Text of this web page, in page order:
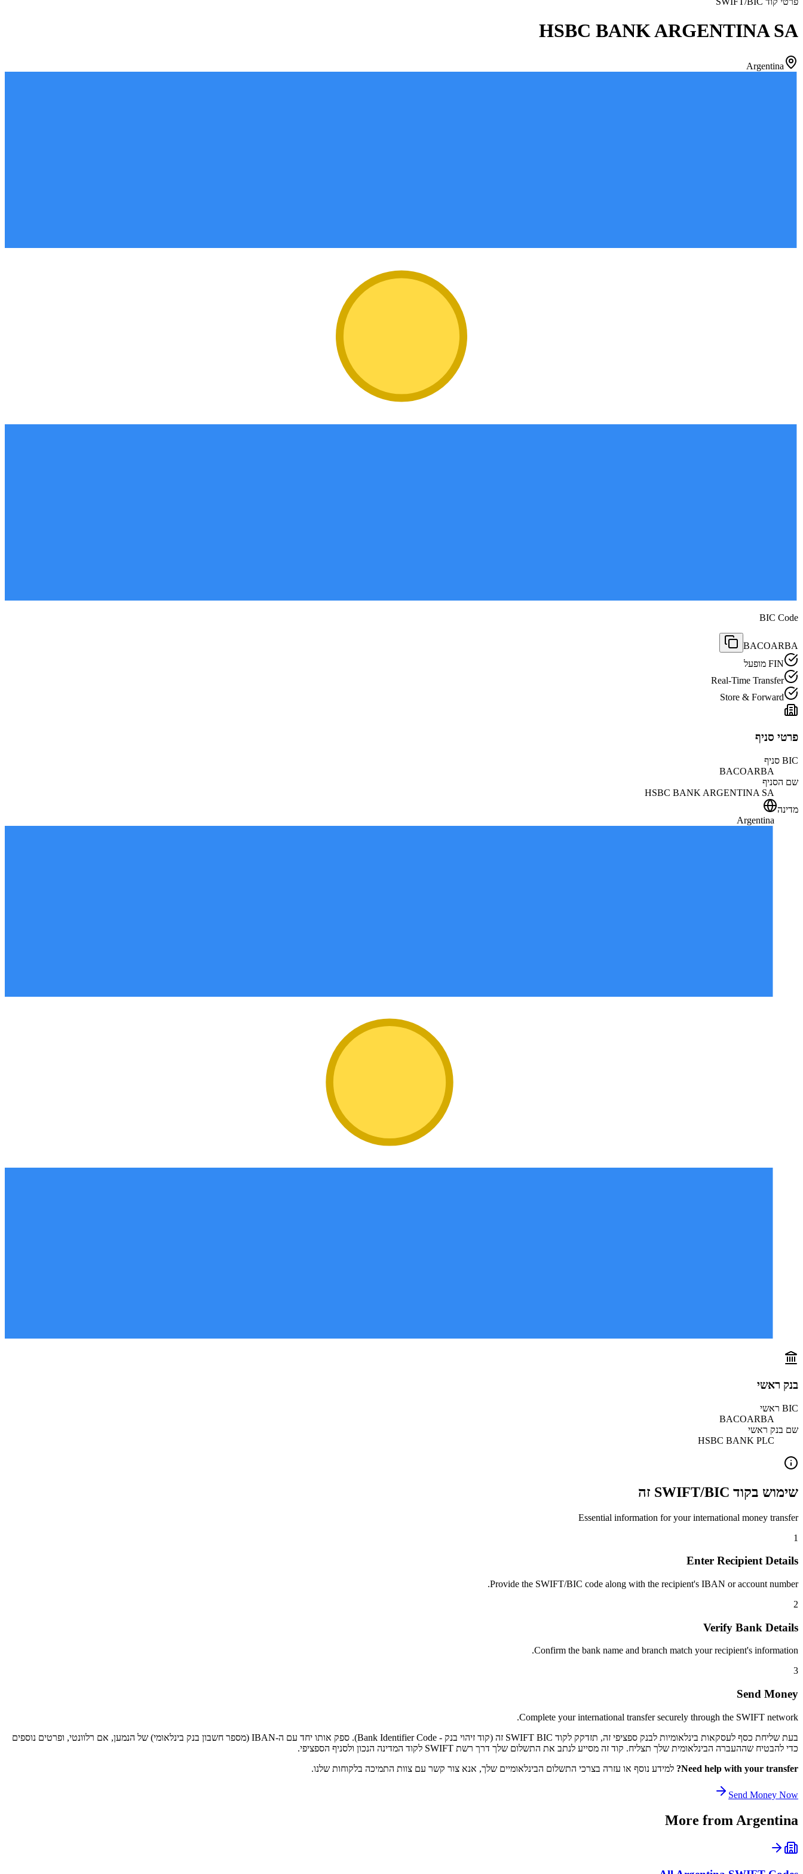
HSBC BANK ARGENTINA SA
Argentina
BIC Code
BACOARBA
FIN מופעל
Real-Time Transfer
Store & Forward
פרטי סניף
BIC סניף
BACOARBA
שם הסניף
HSBC BANK ARGENTINA SA
מדינה
Argentina
בנק ראשי
BIC ראשי
BACOARBA
שם בנק ראשי
HSBC BANK PLC
שימוש בקוד SWIFT/BIC זה
Essential information for your international money transfer
1
Enter Recipient Details
Provide the SWIFT/BIC code along with the recipient's IBAN or account number.
2
Verify Bank Details
Confirm the bank name and branch match your recipient's information.
3
Send Money
Complete your international transfer securely through the SWIFT network.
בעת שליחת כסף לעסקאות בינלאומיות לבנק ספציפי זה, תזדקק לקוד SWIFT BIC זה (קוד זיהוי בנק - Bank Identifier Code). ספק אותו יחד עם ה-IBAN (מספר חשבון בנק בינלאומי) של הנמען, אם רלוונטי, ופרטים נוספים
כדי להבטיח שההעברה הבינלאומית שלך תצליח. קוד זה מסייע לנתב את התשלום שלך דרך רשת SWIFT לקוד המדינה הנכון ולסניף הספציפי.
Need help with your transfer?
למידע נוסף או עזרה בצרכי התשלום הבינלאומיים שלך, אנא צור קשר עם צוות התמיכה בלקוחות שלנו.
Send Money Now
More from Argentina